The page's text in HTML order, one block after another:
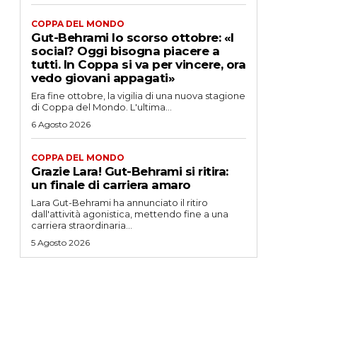
COPPA DEL MONDO
Gut-Behrami lo scorso ottobre: «I
social? Oggi bisogna piacere a
tutti. In Coppa si va per vincere, ora
vedo giovani appagati»
Era fine ottobre, la vigilia di una nuova stagione
di Coppa del Mondo. L'ultima...
6 Agosto 2026
COPPA DEL MONDO
Grazie Lara! Gut-Behrami si ritira:
un finale di carriera amaro
Lara Gut-Behrami ha annunciato il ritiro
dall'attività agonistica, mettendo fine a una
carriera straordinaria...
5 Agosto 2026